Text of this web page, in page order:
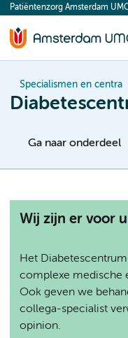
content
Patiëntenzorg Amsterdam
Specialismen en centra
Ga naar onderdeel
Wij zijn er voor u
Het
complexe medische
Ook geven we
collega-specialist
opinion.